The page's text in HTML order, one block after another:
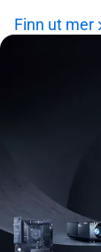
Finn ut mer